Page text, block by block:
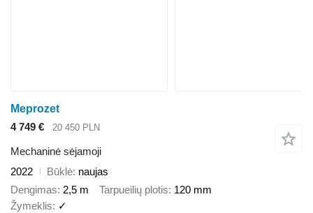
Meprozet
4 749 €
20 450 PLN
Mechaninė sėjamoji
2022
Būklė naujas
Dengimas 2,5 m Tarpueilių plotis 120 mm
Žymeklis
✓